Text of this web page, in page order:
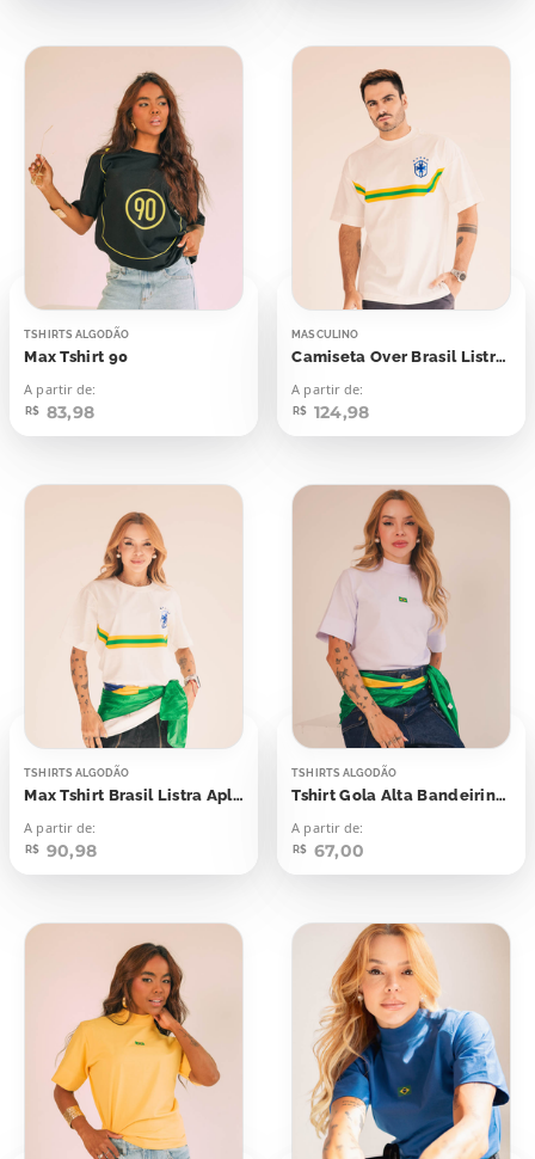
TSHIRTS ALGODÃO
Max Tshirt 90
A partir de:
R$ 83,98
MASCULINO
Camiseta Over Brasil Listra Aplicação
A partir de:
R$ 124,98
TSHIRTS ALGODÃO
Max Tshirt Brasil Listra Aplicação
A partir de:
R$ 90,98
TSHIRTS ALGODÃO
Tshirt Gola Alta Bandeirinha
A partir de:
R$ 67,00